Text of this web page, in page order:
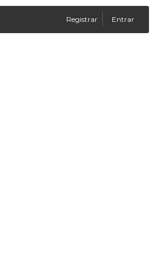
Registrar Entrar